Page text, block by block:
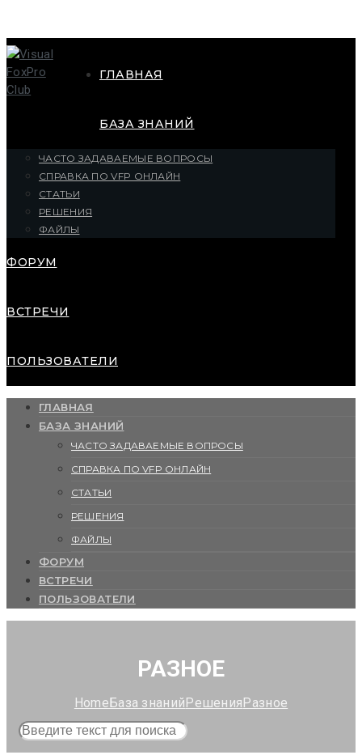
ГЛАВНАЯ
БАЗА ЗНАНИЙ
ЧАСТО ЗАДАВАЕМЫЕ ВОПРОСЫ
СПРАВКА ПО VFP ОНЛАЙН
СТАТЬИ
РЕШЕНИЯ
ФАЙЛЫ
ФОРУМ
ВСТРЕЧИ
ПОЛЬЗОВАТЕЛИ
ГЛАВНАЯ
БАЗА ЗНАНИЙ
ЧАСТО ЗАДАВАЕМЫЕ ВОПРОСЫ
СПРАВКА ПО VFP ОНЛАЙН
СТАТЬИ
РЕШЕНИЯ
ФАЙЛЫ
ФОРУМ
ВСТРЕЧИ
ПОЛЬЗОВАТЕЛИ
РАЗНОЕ
HomeБаза знанийРешенияРазное